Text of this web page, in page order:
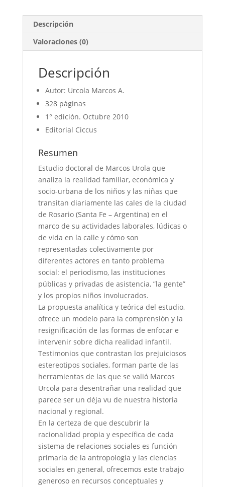
Descripción
Valoraciones (0)
Descripción
Autor: Urcola Marcos A.
328 páginas
1° edición. Octubre 2010
Editorial Ciccus
Resumen
Estudio doctoral de Marcos Urola que
analiza la realidad familiar, económica y
socio-urbana de los niños y las niñas que
transitan diariamente las cales de la ciudad
de Rosario (Santa Fe – Argentina) en el
marco de su actividades laborales, lúdicas o
de vida en la calle y cómo son
representadas colectivamente por
diferentes actores en tanto problema
social: el periodismo, las instituciones
públicas y privadas de asistencia, ”la gente”
y los propios niños involucrados.
La propuesta analítica y teórica del estudio,
ofrece un modelo para la comprensión y la
resignificación de las formas de enfocar e
intervenir sobre dicha realidad infantil.
Testimonios que contrastan los prejuiciosos
estereotipos sociales, forman parte de las
herramientas de las que se valió Marcos
Urcola para desentrañar una realidad que
parece ser un déja vu de nuestra historia
nacional y regional.
En la certeza de que descubrir la
racionalidad propia y específica de cada
sistema de relaciones sociales es función
primaria de la antropología y las ciencias
sociales en general, ofrecemos este trabajo
generoso en recursos conceptuales y